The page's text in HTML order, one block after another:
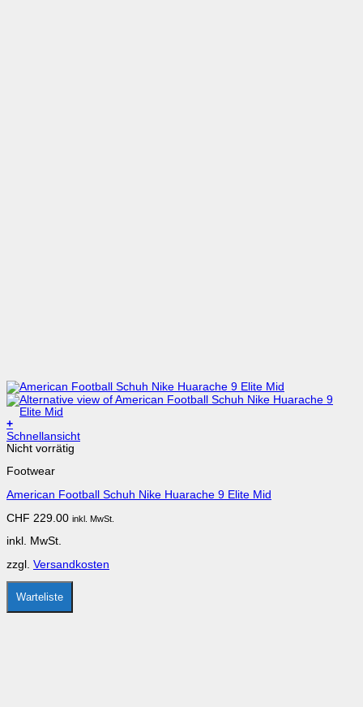
+
Dieses
Produkt
mehrere
auf.
Optionen
auf
Produktseite
gewählt
werden
Schnellansicht
Nicht vorrätig
Footwear
American Football Schuh Nike Huarache 9 Elite Mid
CHF 229.00 inkl. MwSt.
inkl. MwSt.
zzgl. Versandkosten
Warteliste